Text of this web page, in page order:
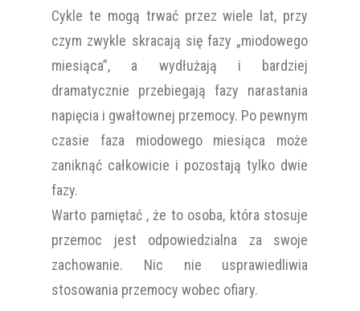
Cykle te mogą trwać przez wiele lat, przy
czym zwykle skracają się fazy „miodowego
miesiąca”, a wydłużają i bardziej
dramatycznie przebiegają fazy narastania
napięcia i gwałtownej przemocy. Po pewnym
czasie faza miodowego miesiąca może
zaniknąć całkowicie i pozostają tylko dwie
fazy.
Warto pamiętać , że to osoba, która stosuje
przemoc jest odpowiedzialna za swoje
zachowanie. Nic nie usprawiedliwia
stosowania przemocy wobec ofiary.